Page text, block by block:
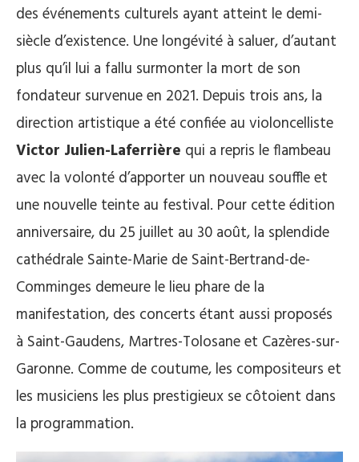
des événements culturels ayant atteint le demi-
siècle d’existence. Une longévité à saluer, d’autant
plus qu’il lui a fallu surmonter la mort de son
fondateur survenue en 2021. Depuis trois ans, la
direction artistique a été confiée au violoncelliste
Victor Julien-Laferrière qui a repris le flambeau
avec la volonté d’apporter un nouveau souffle et
une nouvelle teinte au festival. Pour cette édition
anniversaire, du 25 juillet au 30 août, la splendide
cathédrale Sainte-Marie de Saint-Bertrand-de-
Comminges demeure le lieu phare de la
manifestation, des concerts étant aussi proposés
à Saint-Gaudens, Martres-Tolosane et Cazères-sur-
Garonne. Comme de coutume, les compositeurs et
les musiciens les plus prestigieux se côtoient dans
la programmation.